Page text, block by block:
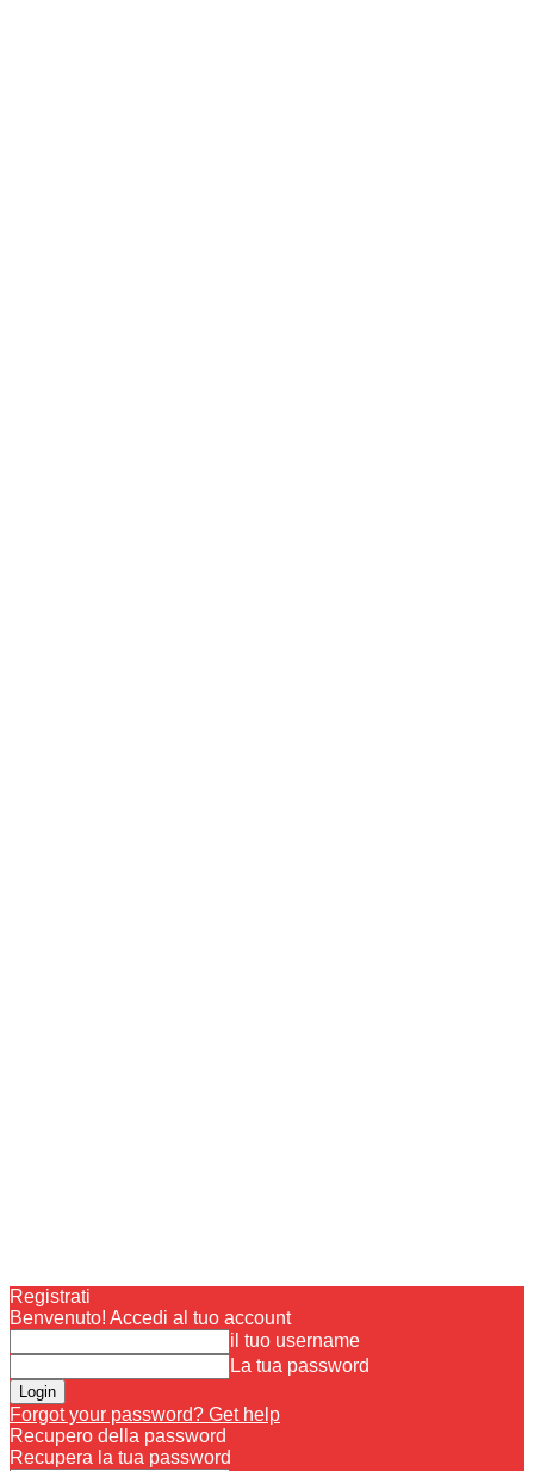
Registrati
Benvenuto! Accedi al tuo account
il tuo username
La tua password
Forgot your password? Get help
Recupero della password
Recupera la tua password